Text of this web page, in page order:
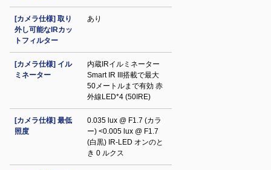
[カメラ仕様] 取り
外し可能なIRカッ
トフィルター
あり
[カメラ仕様] イル
ミネーター
内蔵IRイルミネーター
Smart IR III搭載で最大
50メートルまで有効 赤
外線LED*4 (50IRE)
[カメラ仕様] 最低
照度
0.035 lux @ F1.7 (カラ
ー) <0.005 lux @ F1.7
(白黒) IR‐LED オンのと
き 0 ルクス